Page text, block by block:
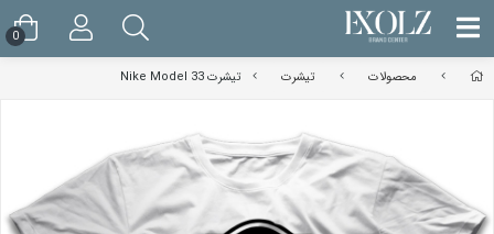
محصولات تیشرت تیشرت Nike Model 33
0